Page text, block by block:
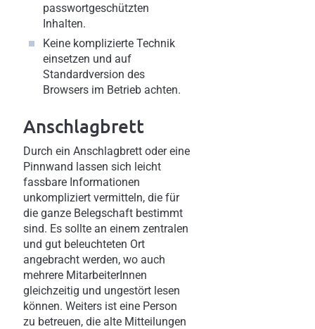
passwortgeschützten
Inhalten.
Keine komplizierte Technik
einsetzen und auf
Standardversion des
Browsers im Betrieb achten.
Anschlagbrett
Durch ein Anschlagbrett oder eine
Pinnwand lassen sich leicht
fassbare Informationen
unkompliziert vermitteln, die für
die ganze Belegschaft bestimmt
sind. Es sollte an einem zentralen
und gut beleuchteten Ort
angebracht werden, wo auch
mehrere MitarbeiterInnen
gleichzeitig und ungestört lesen
können. Weiters ist eine Person
zu betreuen, die alte Mitteilungen